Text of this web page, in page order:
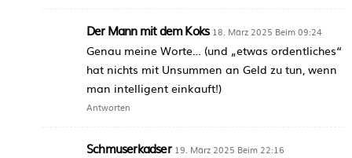
Der Mann mit dem Koks 18. März 2025 Beim 09:24
Genau meine Worte… (und „etwas ordentliches“
hat nichts mit Unsummen an Geld zu tun, wenn
man intelligent einkauft!)
Antworten
Schmuserkadser 19. März 2025 Beim 22:16